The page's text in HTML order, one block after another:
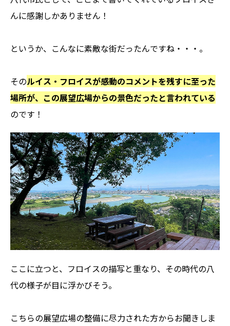
んに感謝しかありません！
というか、こんなに素敵な街だったんですね・・・。
そのルイス・フロイスが感動のコメントを残すに至った
場所が、この展望広場からの景色だったと言われている
のです！
ここに立つと、フロイスの描写と重なり、その時代の八
代の様子が目に浮かびそう。
こちらの展望広場の整備に尽力された方からお聞きしま